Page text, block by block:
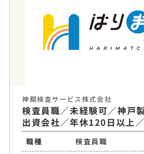
神鋼検査サービス株式会社
検査員職／未経験可／神戸
出資会社／年休120日以上
職種
検査員職